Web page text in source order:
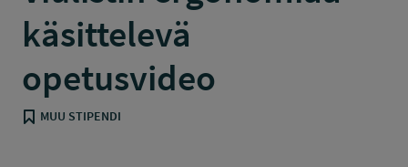
käsittelevä
opetusvideo
MUU STIPENDI